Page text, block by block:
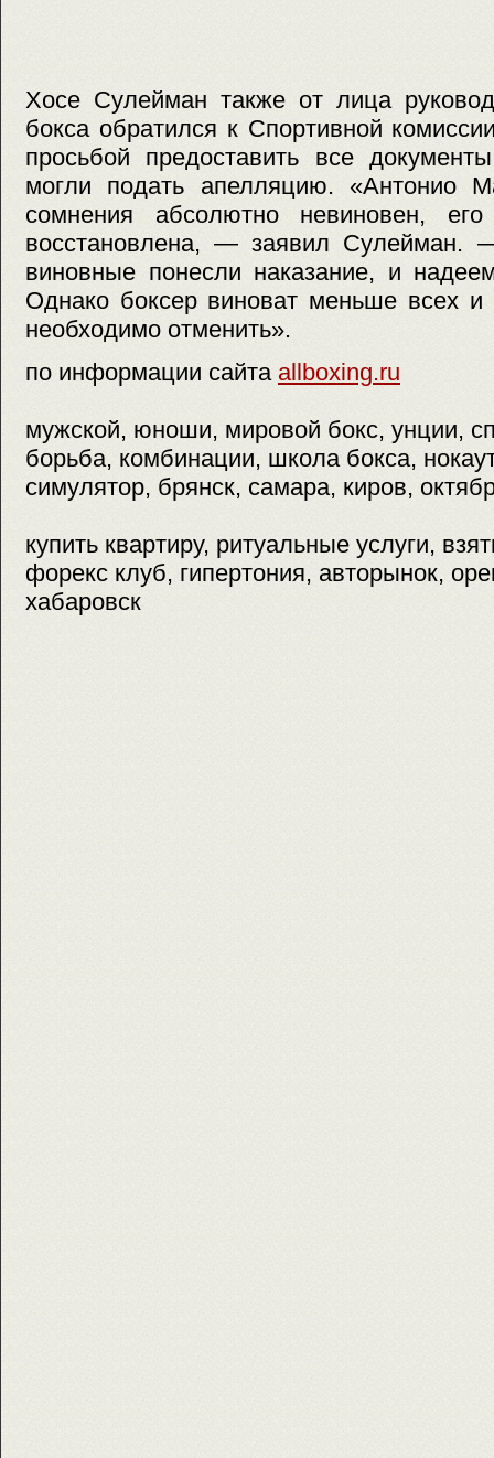
Хосе Сулейман также от лица
бокса обратился к Спортивной
просьбой предоставить все
могли подать апелляцию. «Антонио
сомнения абсолютно невиновен,
восстановлена, — заявил
виновные понесли наказание, и
Однако боксер виноват меньше всех и
необходимо отменить».
по информации сайта allboxing.ru
мужской, юноши, мировой бокс, унции,
борьба, комбинации, школа бокса,
симулятор, брянск, самара, киров,
купить квартиру, ритуальные услуги,
форекс клуб, гипертония, авторынок,
хабаровск